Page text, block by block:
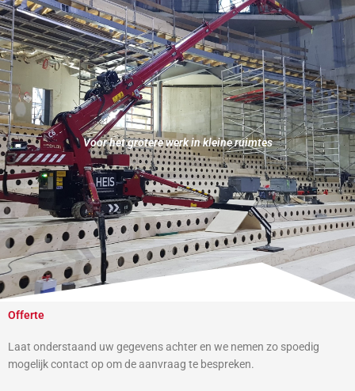
Voor het grotere werk in kleine ruimtes
Offerte
Laat onderstaand uw gegevens achter en we nemen zo spoedig
mogelijk contact op om de aanvraag te bespreken.